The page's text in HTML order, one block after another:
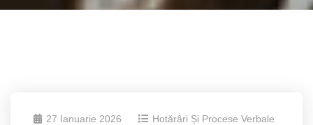
27 Ianuarie 2026 Hotărâri Și Procese Verbale